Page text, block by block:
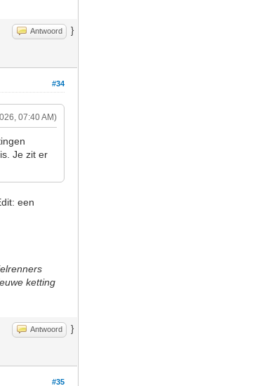
Antwoord }
#34
07:40 AM)
Je zit er
een
ketting
Antwoord }
#35